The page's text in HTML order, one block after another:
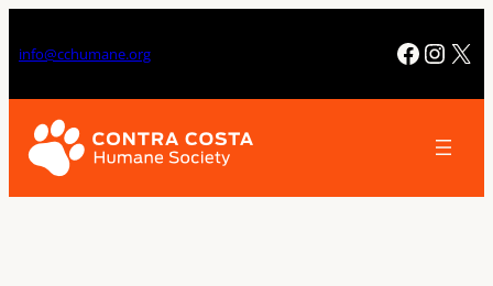
al
contenido
info@cchumane.org X